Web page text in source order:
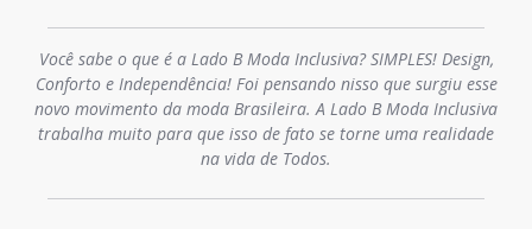
Você sabe o que é a Lado B Moda Inclusiva? SIMPLES! Design,
Conforto e Independência! Foi pensando nisso que surgiu esse
novo movimento da moda Brasileira. A Lado B Moda Inclusiva
trabalha muito para que isso de fato se torne uma realidade
na vida de Todos.